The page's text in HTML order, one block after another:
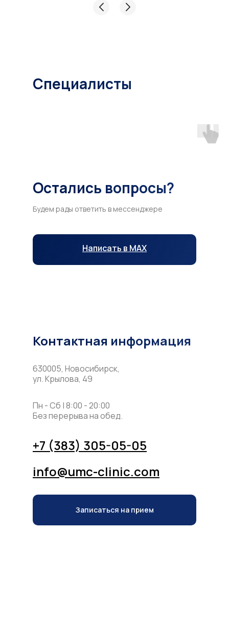
В процессе процедуры постоянно интересовалась
Специалисты
Остались вопросы?
Написать в MAX
Будем рады ответить в мессенджере
Контактная информация
630005, Новосибирск,
ул. Крылова, 49
Пн - Сб | 8:00 - 20:00
Без перерыва на обед.
+7 (383) 305-05-05
info@umc-clinic.com
Записаться на прием